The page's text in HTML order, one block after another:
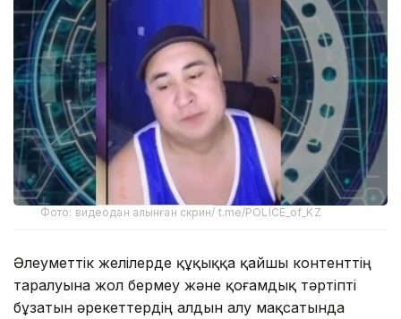
Фото: видеодан алынған скрин/ t.me/POLICE_of_KZ
Әлеуметтік желілерде құқыққа қайшы контенттің
таралуына жол бермеу және қоғамдық тәртіпті
бұзатын әрекеттердің алдын алу мақсатында